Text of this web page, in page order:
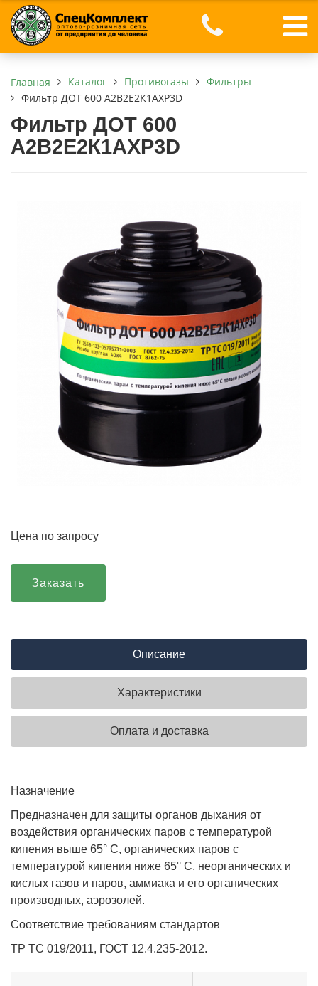
Главная Каталог Противогазы
Фильтры
Фильтр ДОТ 600 А2В2Е2К1АХР3D
Фильтр ДОТ 600
А2В2Е2К1АХР3D
Цена по запросу
Заказать
Описание
Характеристики
Оплата и доставка
Назначение
Предназначен для защиты органов дыхания от
воздействия органических паров с температурой
кипения выше 65° С, органических паров с
температурой кипения ниже 65° С, неорганических и
кислых газов и паров, аммиака и его органических
производных, аэрозолей.
Соответствие требованиям стандартов
ТР ТС 019/2011, ГОСТ 12.4.235-2012.